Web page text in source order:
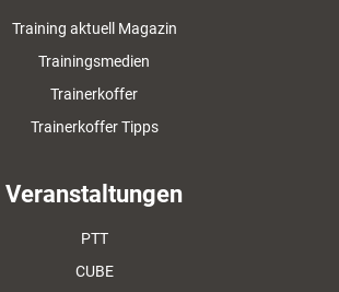
Training aktuell Magazin
Trainingsmedien
Trainerkoffer
Trainerkoffer Tipps
Veranstaltungen
PTT
CUBE